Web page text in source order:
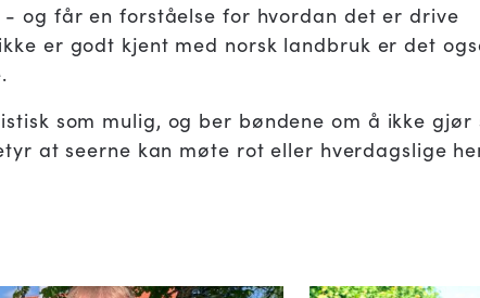
og får en forståelse for hvordan det er drive
er godt kjent med norsk landbruk er det
som mulig, og ber bøndene om å ikke gjør
at seerne kan møte rot eller hverdagslige